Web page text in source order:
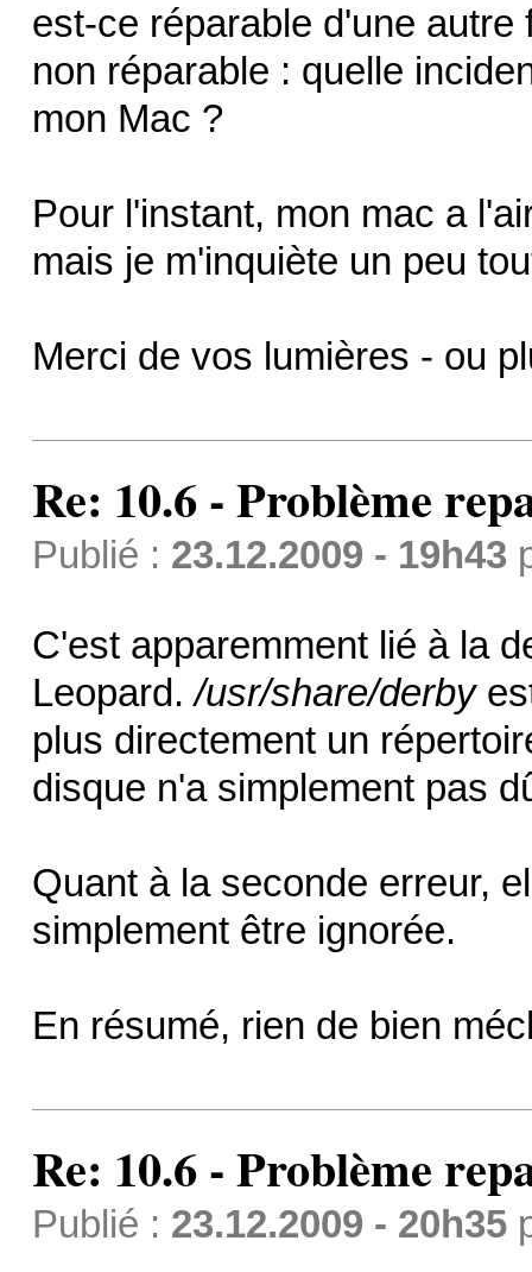
est-ce réparable d'une
non réparable : quelle
mon Mac ?
Pour l'instant, mon mac a
mais je m'inquiète un peu
Merci de vos lumières - ou
Re: 10.6 - Problème
Publié : 23.12.2009 - 19h43
C'est apparemment lié à la
Leopard./usr/share/derby
plus directement un
disque n'a simplement pas
Quant à la seconde erreur,
simplement être ignorée.
En résumé, rien de bien
Re: 10.6 - Problème
Publié : 23.12.2009 - 20h35